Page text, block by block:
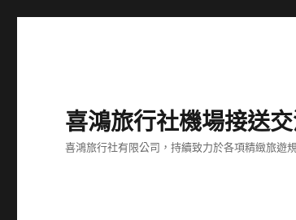
喜鴻旅行社機場接送
喜鴻旅行社有限公司，持續致力於各項精緻旅遊